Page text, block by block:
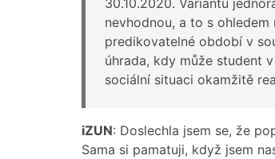
nevhodnou, a to s
predikovatelné období v
úhrada, kdy může student
sociální situaci okamžitě
iZUN: Doslechla jsem se, že
Sama si pamatuji, když jsem